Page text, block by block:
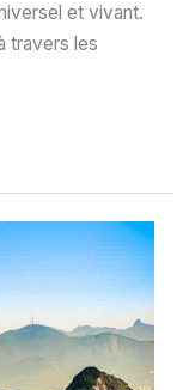
et vivant.
travers les